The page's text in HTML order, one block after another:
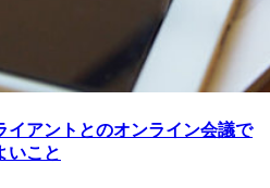
イアントとのオンライン会議で
いこと